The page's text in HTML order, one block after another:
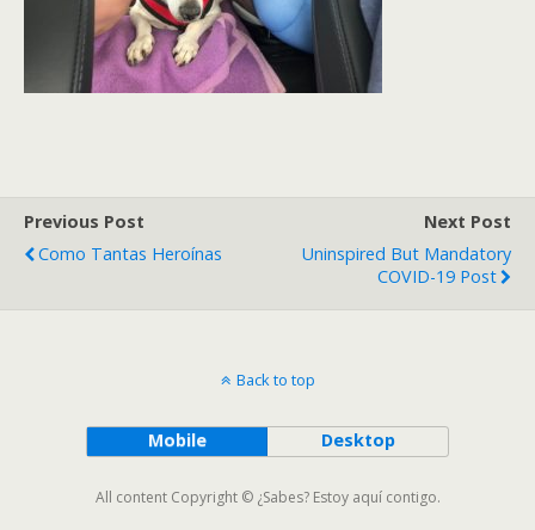
Previous Post
Como Tantas Heroínas
Next Post
Uninspired But Mandatory
COVID-19 Post
Back to top
Mobile Desktop
All content Copyright © ¿Sabes? Estoy aquí contigo.